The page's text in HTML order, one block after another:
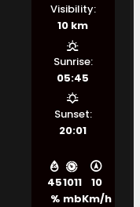
45
%
1011
mb
10
Km/h
Visibility:
10 km
Sunrise:
05:45
Sunset:
20:01